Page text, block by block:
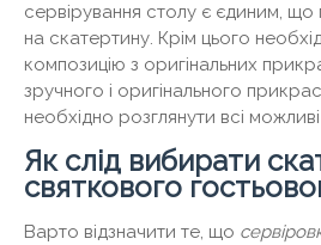
сервірування столу є єдиним, що
на скатертину. Крім цього
композицію з оригінальних
зручного і оригінального
необхідно розглянути всі
Як слід вибирати
святкового
Варто відзначити те, що